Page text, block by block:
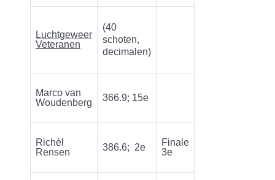
Luchtgeweer
Veteranen
(40
schoten,
decimalen)
Marco van
Woudenberg
366.9; 15e
Richèl
Rensen
386.6; 2e
Finale
3e